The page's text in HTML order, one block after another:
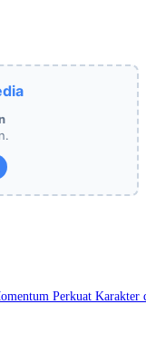
Perkuat Karakter